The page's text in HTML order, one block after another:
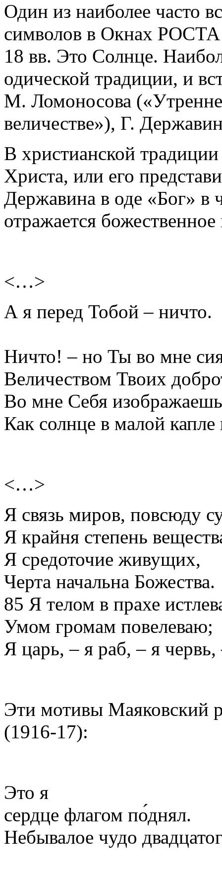
Один из наиболее часто
символов в Окнах РОСТА
18 вв. Это Солнце.
одической традиции, и
М. Ломоносова
величестве»), Г.
В христианской
Христа, или его
Державина в оде «Бог» в
отражается божественное
<…>
А я перед Тобой – ничто.
Ничто! – но Ты во мне
Величеством Твоих
Во мне Себя
Как солнце в малой капле
<…>
Я связь миров, повсюду
Я крайня степень
Я средоточие живущих,
Черта начальна Божества.
85 Я телом в прахе
Умом громам повелеваю;
Я царь, – я раб, – я
Эти мотивы Маяковский
(1916-17):
Это я
сердце флагом по́днял.
Небывалое чудо